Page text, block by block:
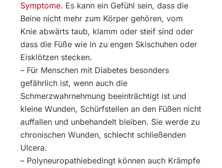
Symptome. Es kann ein Gefühl sein, dass die
Beine nicht mehr zum Körper gehören, vom
Knie abwärts taub, klamm oder steif sind oder
dass die Füße wie in zu engen Skischuhen oder
Eisklötzen stecken.
– Für Menschen mit Diabetes besonders
gefährlich ist, wenn auch die
Schmerzwahrnehmung beeinträchtigt ist und
kleine Wunden, Schürfstellen an den Füßen nicht
auffallen und unbehandelt bleiben. Sie werde zu
chronischen Wunden, schlecht schließenden
Ulcera.
– Polyneuropathiebedingt können auch Krämpfe